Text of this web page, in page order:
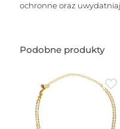
ochronne oraz
Podobne produkty